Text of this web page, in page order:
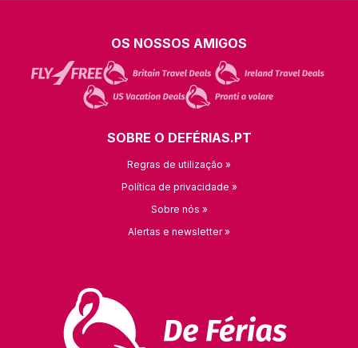
OS NOSSOS AMIGOS
SOBRE O DEFÉRIAS.PT
Regras de utilização »
Política de privacidade »
Sobre nós »
Alertas e newsletter »